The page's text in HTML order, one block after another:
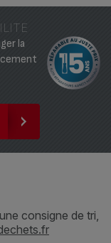
la
consigne de tri,